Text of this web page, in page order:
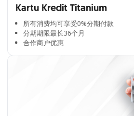
Kartu Kredit Titanium
所有消费均可享受0%分期付款​
分期期限最长36个月​
合作商户优惠​